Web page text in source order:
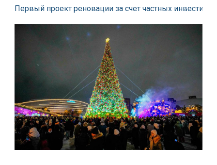
Первый проект реновации за счет частных